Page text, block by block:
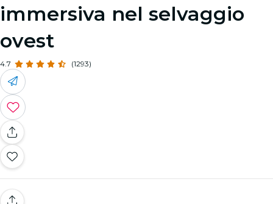
immersiva nel selvaggio
ovest
4.7 (1293)